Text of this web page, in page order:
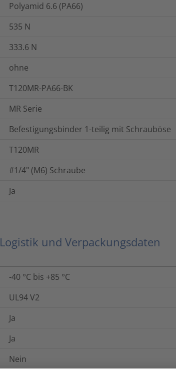
Polyamid 6.6 (PA66)
535 N
333.6 N
ohne
T120MR-PA66-BK
MR Serie
Befestigungsbinder 1-teilig mit Schrauböse
T120MR
#1/4" (M6) Schraube
Ja
Logistik und Verpackungsdaten
-40 °C bis +85 °C
UL94 V2
Ja
Ja
Nein